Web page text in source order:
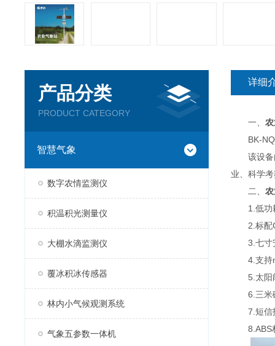
产品分类
PRODUCT CATEGORY
智慧气象
数字农情监测仪
积温积光测量仪
大棚水滴监测仪
覆冰积冰传感器
林内小气候观测系统
气象五参数一体机
详细
一、
BK-
该设备由
业、科学
二、
1.低功耗
2.标配
3.七寸安
4.支持
5.太阳能
6.三米碳
7.短信报
8.ABS材